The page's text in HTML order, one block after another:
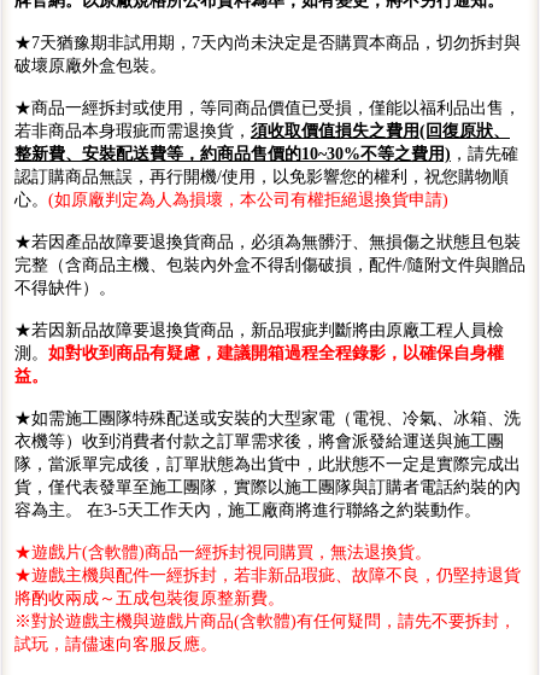
★7天猶豫期非試用期，7天內尚未決定是否購買本商品，切勿拆封與
破壞原廠外盒包裝。
★商品一經拆封或使用，等同商品價值已受損，僅能以福利品出售，
若非商品本身瑕疵而需退換貨， 須收取價值損失之費用(回復原狀、
整新費、安裝配送費等，約商品售價的10~30%不等之費用) ，請先確
認訂購商品無誤，再行開機/使用，以免影響您的權利，祝您購物順
心。 (如原廠判定為人為損壞，本公司有權拒絕退換貨申請)
★若因產品故障要退換貨商品，必須為無髒汙、無損傷之狀態且包裝
完整（含商品主機、包裝內外盒不得刮傷破損，配件/隨附文件與贈品
不得缺件）。
★若因新品故障要退換貨商品，新品瑕疵判斷將由原廠工程人員檢
測。 如對收到商品有疑慮，建議開箱過程全程錄影，以確保自身權
益。
★如需施工團隊特殊配送或安裝的大型家電（電視、冷氣、冰箱、洗
衣機等）收到消費者付款之訂單需求後，將會派發給運送與施工團
隊，當派單完成後，訂單狀態為出貨中，此狀態不一定是實際完成出
貨，僅代表發單至施工團隊，實際以施工團隊與訂購者電話約裝的內
容為主。 在3-5天工作天內，施工廠商將進行聯絡之約裝動作。
★遊戲片(含軟體)商品一經拆封視同購買，無法退換貨。
★遊戲主機與配件一經拆封，若非新品瑕疵、故障不良，仍堅持退貨
將酌收兩成～五成包裝復原整新費。
※對於遊戲主機與遊戲片商品(含軟體)有任何疑問，請先不要拆封，
試玩，請儘速向客服反應。